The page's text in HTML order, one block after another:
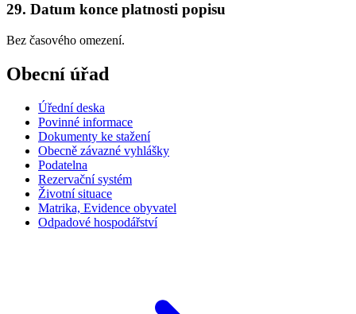
29. Datum konce platnosti popisu
Bez časového omezení.
Obecní úřad
Úřední deska
Povinné informace
Dokumenty ke stažení
Obecně závazné vyhlášky
Podatelna
Rezervační systém
Životní situace
Matrika, Evidence obyvatel
Odpadové hospodářství